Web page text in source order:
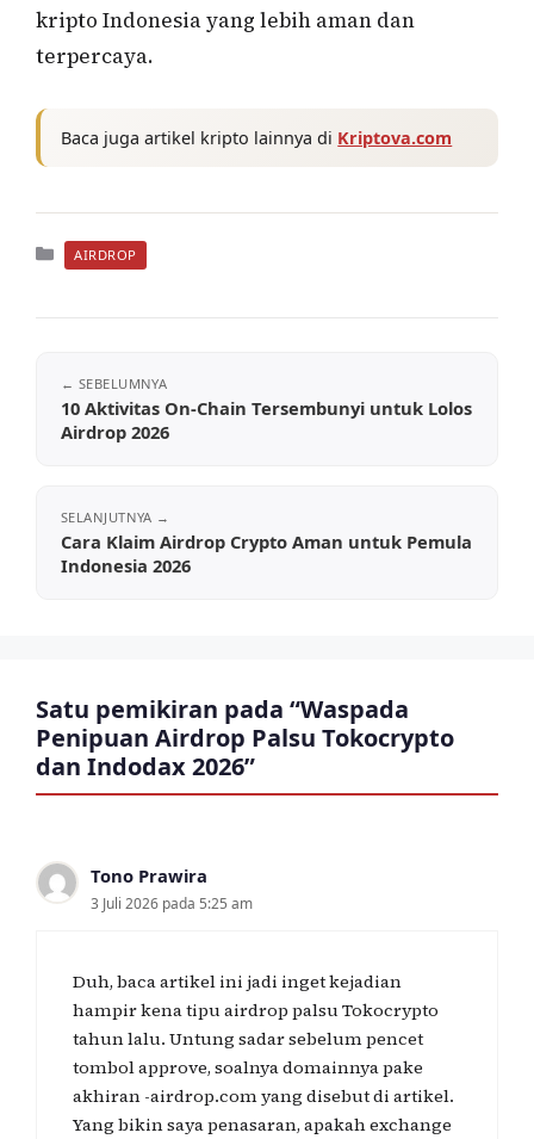
kripto Indonesia yang lebih aman dan
terpercaya.
Baca juga artikel kripto lainnya di Kriptova.com
Kategori
AIRDROP
10 Aktivitas On-Chain Tersembunyi untuk Lolos
Airdrop 2026
Cara Klaim Airdrop Crypto Aman untuk Pemula
Indonesia 2026
Satu pemikiran pada “Waspada
Penipuan Airdrop Palsu Tokocrypto
dan Indodax 2026”
Tono Prawira
3 Juli 2026 pada 5:25 am
Duh, baca artikel ini jadi inget kejadian
hampir kena tipu airdrop palsu Tokocrypto
tahun lalu. Untung sadar sebelum pencet
tombol approve, soalnya domainnya pake
akhiran -airdrop.com yang disebut di artikel.
Yang bikin saya penasaran, apakah exchange